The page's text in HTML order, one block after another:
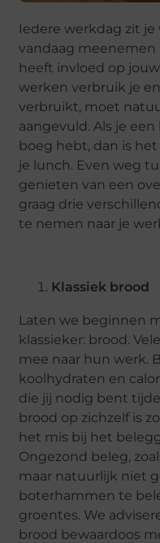
Iedere werkdag zit
vandaag meenemen
heeft invloed op
werken verbruik je
verbruikt, moet
aangevuld. Als je
boeg hebt, dan is
je lunch. Even weg
genieten van een
graag drie
te nemen naar je
Klassiek brood
Laten we beginnen
klassieker: brood.
mee naar hun werk.
koolhydraten en
die jij nodig bent
brood op zichzelf is
het mis bij het
Ongezond beleg,
maar natuurlijk niet
boterhammen te
groentes. We
brood bewaardoos